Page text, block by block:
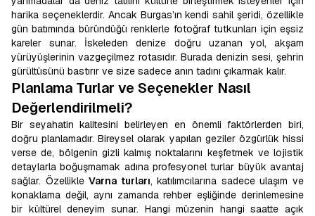
harika seçeneklerdir. Ancak Burgas’ın kendi sahil şeridi, özellikle
gün batımında büründüğü renklerle fotoğraf tutkunları için eşsiz
kareler sunar. İskeleden denize doğru uzanan yol, akşam
yürüyüşlerinin vazgeçilmez rotasıdır. Burada denizin sesi, şehrin
gürültüsünü bastırır ve size sadece anın tadını çıkarmak kalır.
Planlama Turlar ve Seçenekler Nasıl
Değerlendirilmeli?
Bir seyahatin kalitesini belirleyen en önemli faktörlerden biri,
doğru planlamadır. Bireysel olarak yapılan geziler özgürlük hissi
verse de, bölgenin gizli kalmış noktalarını keşfetmek ve lojistik
detaylarla boğuşmamak adına profesyonel turlar büyük avantaj
sağlar. ÖzellikleVarna turları, katılımcılarına sadece ulaşım ve
konaklama değil, aynı zamanda rehber eşliğinde derinlemesine
bir kültürel deneyim sunar. Hangi müzenin hangi saatte açık